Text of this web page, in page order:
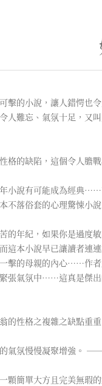
擊的小說，讓人錯愕也
人難忘、氣氛十足，
格的缺陷，這個令人膽
小說有可能成為經典
不落俗套的心理驚悚小
的年紀，如果你是過度
這本小說早已讓讀者連
擊的母親的內心……作
張氣氛中……這真是傑
性格之複雜之缺點重
氣氛慢慢凝聚增強。 ──
顆簡單大方且完美無